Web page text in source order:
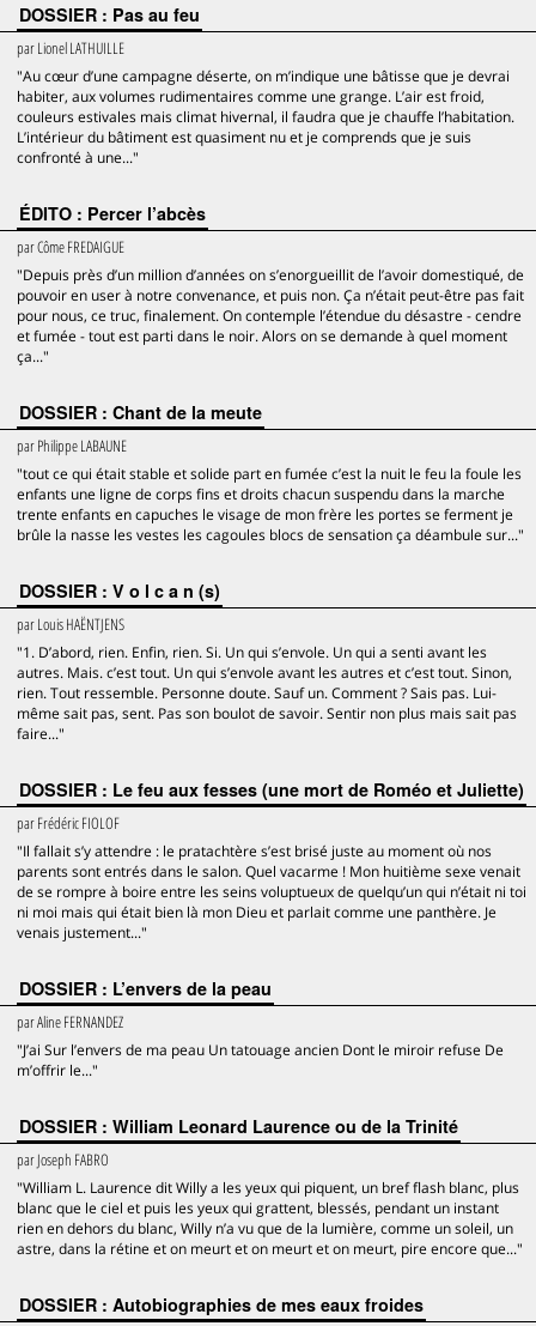
DOSSIER : Pas au feu
parLionel LATHUILLE
"Au cœur d’une campagne déserte, on m’indique une bâtisse que je devrai
habiter, aux volumes rudimentaires comme une grange. L’air est froid,
couleurs estivales mais climat hivernal, il faudra que je chauffe l’habitation.
L’intérieur du bâtiment est quasiment nu et je comprends que je suis
confronté à une..."
ÉDITO : Percer l’abcès
parCôme FREDAIGUE
"Depuis près d’un million d’années on s’enorgueillit de l’avoir domestiqué, de
pouvoir en user à notre convenance, et puis non. Ça n’était peut-être pas fait
pour nous, ce truc, finalement. On contemple l’étendue du désastre - cendre
et fumée - tout est parti dans le noir. Alors on se demande à quel moment
ça..."
DOSSIER : Chant de la meute
parPhilippe LABAUNE
"tout ce qui était stable et solide part en fumée c’est la nuit le feu la foule les
enfants une ligne de corps fins et droits chacun suspendu dans la marche
trente enfants en capuches le visage de mon frère les portes se ferment je
brûle la nasse les vestes les cagoules blocs de sensation ça déambule sur..."
DOSSIER : V o l c a n (s)
parLouis HAËNTJENS
"1. D’abord, rien. Enfin, rien. Si. Un qui s’envole. Un qui a senti avant les
autres. Mais. c’est tout. Un qui s’envole avant les autres et c’est tout. Sinon,
rien. Tout ressemble. Personne doute. Sauf un. Comment ? Sais pas. Lui-
même sait pas, sent. Pas son boulot de savoir. Sentir non plus mais sait pas
faire..."
DOSSIER : Le feu aux fesses (une mort de Roméo et Juliette)
parFrédéric FIOLOF
"Il fallait s’y attendre : le pratachtère s’est brisé juste au moment où nos
parents sont entrés dans le salon. Quel vacarme ! Mon huitième sexe venait
de se rompre à boire entre les seins voluptueux de quelqu’un qui n’était ni toi
ni moi mais qui était bien là mon Dieu et parlait comme une panthère. Je
venais justement..."
DOSSIER : L’envers de la peau
parAline FERNANDEZ
"J’ai Sur l’envers de ma peau Un tatouage ancien Dont le miroir refuse De
m’offrir le..."
DOSSIER : William Leonard Laurence ou de la Trinité
parJoseph FABRO
"William L. Laurence dit Willy a les yeux qui piquent, un bref flash blanc, plus
blanc que le ciel et puis les yeux qui grattent, blessés, pendant un instant
rien en dehors du blanc, Willy n’a vu que de la lumière, comme un soleil, un
astre, dans la rétine et on meurt et on meurt et on meurt, pire encore que..."
DOSSIER : Autobiographies de mes eaux froides